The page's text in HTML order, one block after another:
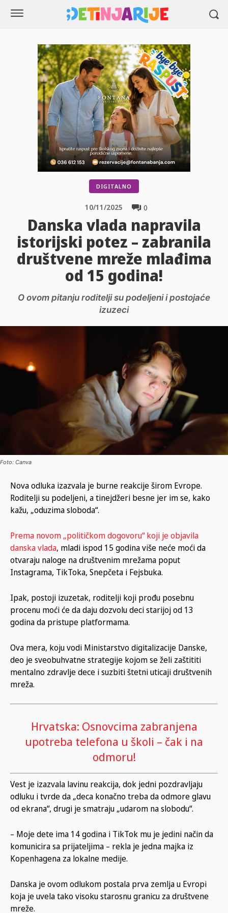
DIGITALNO
0
10/11/2025
Danska vlada napravila
istorijski potez – zabranila
društvene mreže mlađima
od 15 godina!
O ovom pitanju roditelji su podeljeni i postojaće
izuzeci
Foto: Canva
Nova odluka izazvala je burne reakcije širom Evrope.
Roditelji su podeljeni, a tinejdžeri besne jer im se, kako
kažu, „oduzima sloboda“.
Prema novom „političkom dogovoru“ koji je objavila
danska vlada, mladi ispod 15 godina više neće moći da
otvaraju naloge na društvenim mrežama poput
Instagrama, TikToka, Snepčeta i Fejsbuka.
Ipak, postoji izuzetak, roditelji koji prođu posebnu
procenu moći će da daju dozvolu deci starijoj od 13
godina da pristupe platformama.
Ova mera, koju vodi Ministarstvo digitalizacije Danske,
deo je sveobuhvatne strategije kojom se želi zaštititi
mentalno zdravlje dece i suzbiti štetni uticaji društvenih
mreža.
Hrvatska: Osnovcima zabranjena
upotreba telefona u školi – čak i na
odmoru!
Vest je izazvala lavinu reakcija, dok jedni pozdravljaju
odluku i tvrde da „deca konačno treba da odmore glavu
od ekrana“, drugi je smatraju „udarom na slobodu“.
– Moje dete ima 14 godina i TikTok mu je jedini način da
komunicira sa prijateljima – rekla je jedna majka iz
Kopenhagena za lokalne medije.
Danska je ovom odlukom postala prva zemlja u Evropi
koja je uvela tako visoku starosnu granicu za društvene
mreže.